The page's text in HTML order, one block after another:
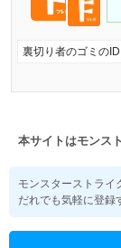
裏切り者のゴミのID
本サイトはモンス
モンスターストライ
だれでも気軽に登録